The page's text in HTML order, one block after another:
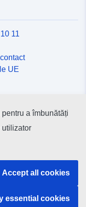
11
UE
a îmbunătăți
utilizator
Accept all cookies
essential cookies